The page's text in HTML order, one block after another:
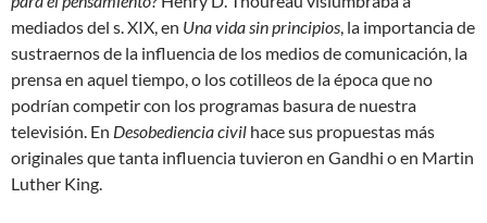
mediados del s. XIX, en Una vida sin principios, la importancia de
sustraernos de la influencia de los medios de comunicación, la
prensa en aquel tiempo, o los cotilleos de la época que no
podrían competir con los programas basura de nuestra
televisión. En Desobediencia civil hace sus propuestas más
originales que tanta influencia tuvieron en Gandhi o en Martin
Luther King.